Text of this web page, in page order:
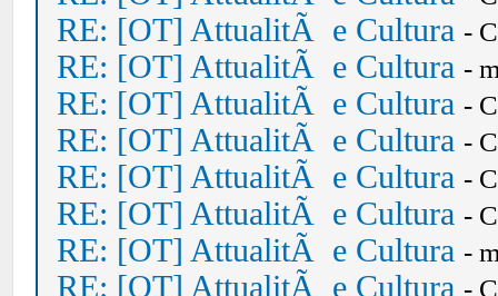
RE: [OT] AttualitÃ e Cultura -
RE: [OT] AttualitÃ e Cultura -
RE: [OT] AttualitÃ e Cultura -
RE: [OT] AttualitÃ e Cultura -
RE: [OT] AttualitÃ e Cultura -
RE: [OT] AttualitÃ e Cultura -
RE: [OT] AttualitÃ e Cultura -
RE: [OT] AttualitÃ e Cultura -